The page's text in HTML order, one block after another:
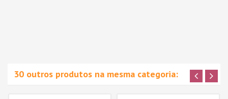
30 outros produtos na mesma categoria: